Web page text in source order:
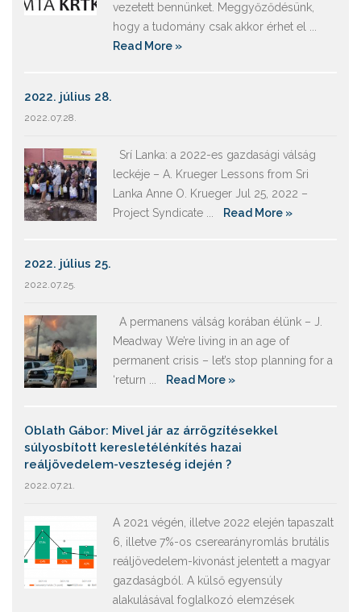
vezetett bennünket. Meggyőződésünk,
hogy a tudomány csak akkor érhet el ...
Read More »
2022. július 28.
2022.07.28.
Srí Lanka: a 2022-es gazdasági válság
leckéje – A. Krueger Lessons from Sri
Lanka Anne O. Krueger Jul 25, 2022 –
Project Syndicate ...
Read More »
2022. július 25.
2022.07.25.
A permanens válság korában élünk – J.
Meadway We’re living in an age of
permanent crisis – let’s stop planning for a
‘return ...
Read More »
Oblath Gábor: Mivel jár az árrögzítésekkel
súlyosbított keresletélénkítés hazai
reáljövedelem-veszteség idején ?
2022.07.21.
A 2021 végén, illetve 2022 elején tapaszalt
6, illetve 7%-os cserearányromlás brutális
reáljövedelem-kivonást jelentett a magyar
gazdaságból. A külső egyensúly
alakulásával foglalkozó elemzések